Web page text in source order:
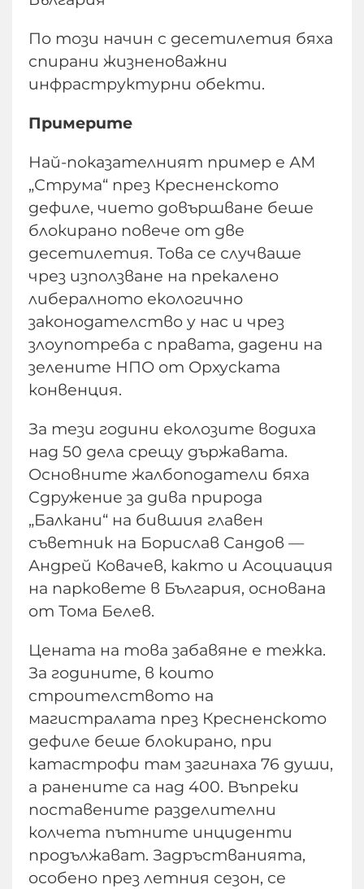
По този начин с десетилетия бяха
спирани жизненоважни
инфраструктурни обекти.
Примерите
Най-показателният пример е АМ
„Струма“ през Кресненското
дефиле, чието довършване беше
блокирано повече от две
десетилетия. Това се случваше
чрез използване на прекалено
либералното екологично
законодателство у нас и чрез
злоупотреба с правата, дадени на
зелените НПО от Орхуската
конвенция.
За тези години еколозите водиха
над 50 дела срещу държавата.
Основните жалбоподатели бяха
Сдружение за дива природа
„Балкани“ на бившия главен
съветник на Борислав Сандов —
Андрей Ковачев, както и Асоциация
на парковете в България, основана
от Тома Белев.
Цената на това забавяне е тежка.
За годините, в които
строителството на
магистралата през Кресненското
дефиле беше блокирано, при
катастрофи там загинаха 76 души,
а ранените са над 400. Въпреки
поставените разделителни
колчета пътните инциденти
продължават. Задръстванията,
особено през летния сезон, се